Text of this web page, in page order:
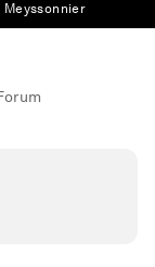
Meyssonnier